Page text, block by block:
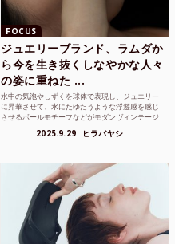
FOCUS
ジュエリーブランド、ラムダか
ら今を生き抜くしなやかな人々
の姿に重ねた ...
水中の気泡やしずくを球体で表現し、ジュエリー
に昇華させて、水にたゆたうような浮遊感を感じ
させるボールモチーフなどがモダンヴィンテージ
2025.9.29 ヒラバヤシ